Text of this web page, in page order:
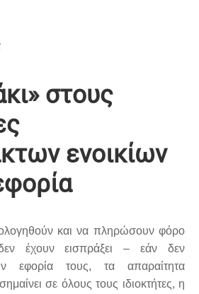
στους
ενοικίων
και να πληρώσουν φόρο
έχουν εισπράξει – εάν δεν
εφορία τους, τα απαραίτητα
σε όλους τους ιδιοκτήτες, η